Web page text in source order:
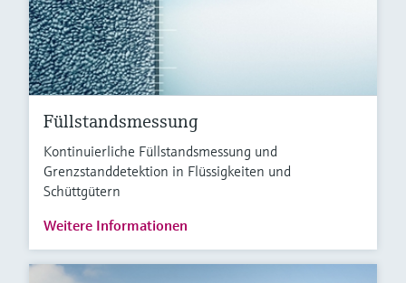
Füllstandsmessung
Kontinuierliche Füllstandsmessung und
Grenzstanddetektion in Flüssigkeiten und
Schüttgütern
Weitere Informationen